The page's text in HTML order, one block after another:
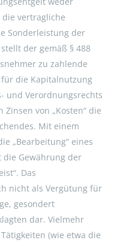
vertragliche
Sonderleistung der
der gemäß § 488
zu zahlende
die Kapitalnutzung
und Verordnungsrechts
von „Kosten“ die
Mit einem
„Bearbeitung“ eines
Gewährung der
Das
nicht als Vergütung für
gesondert
dar. Vielmehr
(wie etwa die